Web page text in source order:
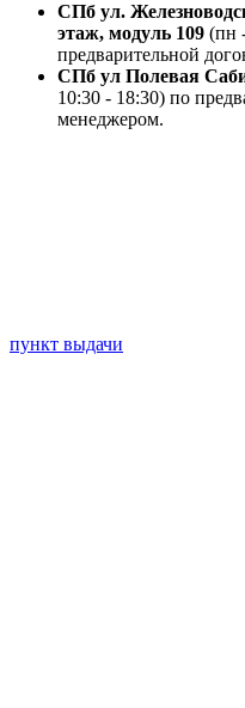
СПб ул.
этаж, модуль 109 (пн
предварительной
СПб ул Полевая
10:30 - 18:30) по
менеджером.
пункт выдачи